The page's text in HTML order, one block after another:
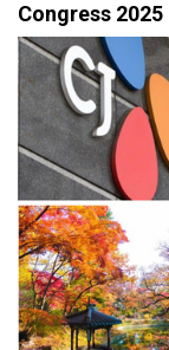
Congress 2025